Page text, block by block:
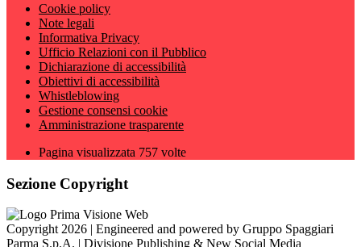
Cookie policy
Note legali
Informativa Privacy
Ufficio Relazioni con il Pubblico
Dichiarazione di accessibilità
Obiettivi di accessibilità
Whistleblowing
Gestione consensi cookie
Amministrazione trasparente
Pagina visualizzata 757 volte
Sezione Copyright
Copyright 2026 | Engineered and powered by Gruppo Spaggiari
Parma S.p.A. | Divisione Publishing & New Social Media